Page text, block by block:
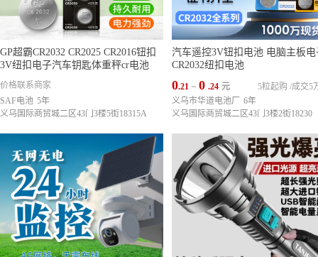
GP超霸CR2032 CR2025 CR2016钮扣
3V纽扣电子汽车钥匙体重秤cr电池
价格联系商家
SAF电池 5年
义乌国际商贸城二区43门3楼5街18315A
汽车遥控3V钮扣电池 电脑主板电
CR2032纽扣电池
0.21 ~ 0 .24 元 成交5
5粒起购 /
义乌市华道电池厂
6年
义乌国际商贸城二区43门3楼2街18230